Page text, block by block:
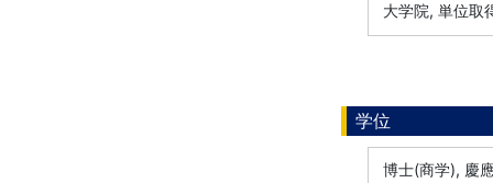
大学院, 単位取
学位
博士(商学), 慶